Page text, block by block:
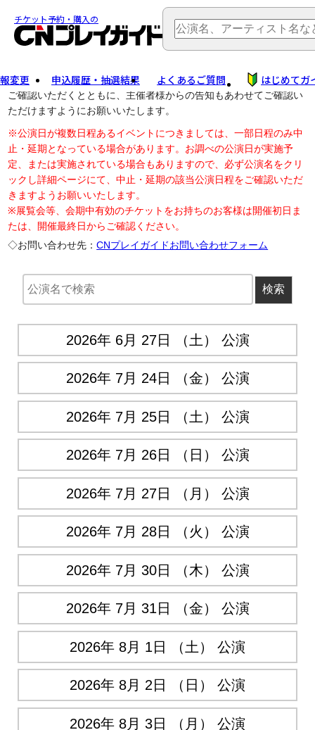
チケット予約・購入の
変更 申込履歴・抽選結果 よくあるご質問 はじめてガ
公演中止に伴う払戻し・延期等のご案内は、以下公演日リンクから
ご確認いただくとともに、主催者様からの告知もあわせてご確認い
ただけますようにお願いいたします。
※公演日が複数日程あるイベントにつきましては、一部日程のみ中
止・延期となっている場合があります。お調べの公演日が実施予
定、または実施されている場合もありますので、必ず公演名をクリ
ックし詳細ページにて、中止・延期の該当公演日程をご確認いただ
きますようお願いいたします。
※展覧会等、会期中有効のチケットをお持ちのお客様は開催初日ま
たは、開催最終日からご確認ください。
◇お問い合わせ先：CNプレイガイドお問い合わせフォーム
2026年 6月 27日 （土） 公演
2026年 7月 24日 （金） 公演
2026年 7月 25日 （土） 公演
2026年 7月 26日 （日） 公演
2026年 7月 27日 （月） 公演
2026年 7月 28日 （火） 公演
2026年 7月 30日 （木） 公演
2026年 7月 31日 （金） 公演
2026年 8月 1日 （土） 公演
2026年 8月 2日 （日） 公演
2026年 8月 3日 （月） 公演